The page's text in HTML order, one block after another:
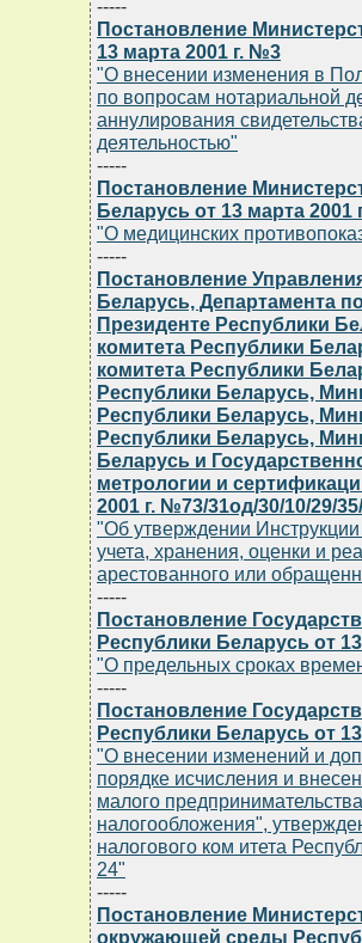
-----
Постановление
13 марта 2001 г. №3
"О внесении изменения в
по вопросам нотариальной
аннулирования
деятельностью"
-----
Постановление
Беларусь от 13 марта 2001
"О медицинских
-----
Постановление
Беларусь, Департамента
Президенте Республики
комитета Республики
комитета Республики
Республики Беларусь,
Республики Беларусь,
Республики Беларусь,
Беларусь и
метрологии и
2001 г. №73/31од/30/10/29/
"Об утверждении
учета, хранения, оценки и
арестованного или
-----
Постановление
Республики Беларусь от
"О предельных сроках
-----
Постановление
Республики Беларусь от
"О внесении изменений и
порядке исчисления и
малого
налогообложения",
налогового ком итета
24"
-----
Постановление
окружающей среды